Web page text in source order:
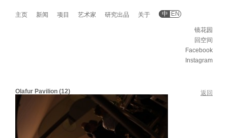
主页 新闻 项目 艺术家 研究出品 关于 中 EN
镜花园
回空间
Facebook
Instagram
返回
Olafur Pavilion (12)